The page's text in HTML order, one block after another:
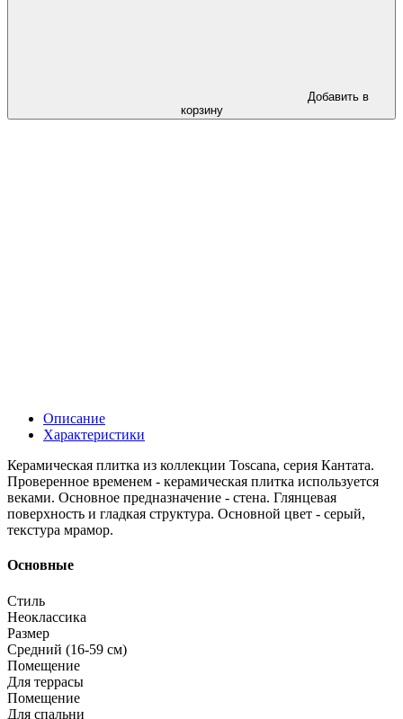
Добавить в
корзину
Описание
Характеристики
Керамическая плитка из коллекции Toscana, серия Кантата.
Проверенное временем - керамическая плитка используется
веками. Основное предназначение - стена. Глянцевая
поверхность и гладкая структура. Основной цвет - серый,
текстура мрамор.
Основные
Стиль
Неоклассика
Размер
Средний (16-59 см)
Помещение
Для террасы
Помещение
Для спальни